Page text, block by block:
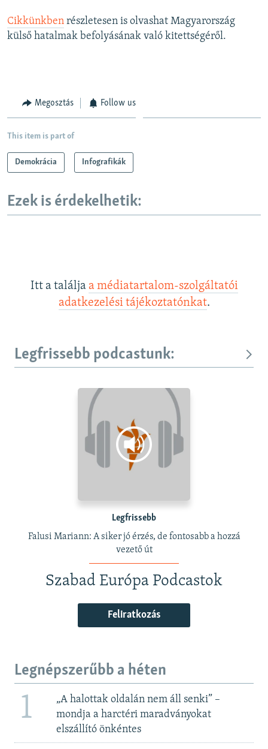
Cikkünkben részletesen is olvashat Magyarország
külső hatalmak befolyásának való kitettségéről.
Megosztás Follow us
This item is part of
Demokrácia Infografikák
Ezek is érdekelhetik:
Itt a találja a médiatartalom-szolgáltatói
adatkezelési tájékoztatónkat.
Legfrissebb podcastunk:
Legfrissebb
Falusi Mariann: A siker jó érzés, de fontosabb a hozzá
vezető út
Szabad Európa Podcastok
Feliratkozás
Legnépszerűbb a héten
1
„A halottak oldalán nem áll senki” –
mondja a harctéri maradványokat
elszállító önkéntes